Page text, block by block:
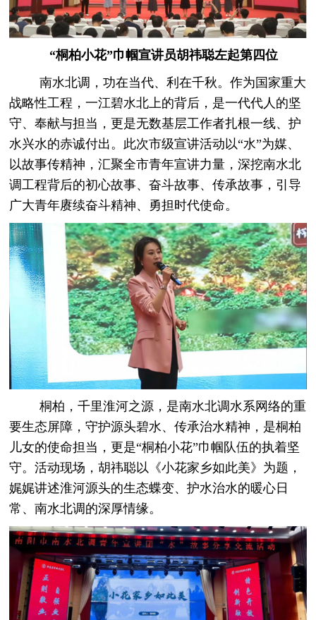
“桐柏小花”巾帼宣讲员胡祎聪左起第四位
南水北调，功在当代、利在千秋。作为国家重大
战略性工程，一江碧水北上的背后，是一代代人的坚
守、奉献与担当，更是无数基层工作者扎根一线、护
水兴水的赤诚付出。此次市级宣讲活动以“水”为媒、
以故事传精神，汇聚全市青年宣讲力量，深挖南水北
调工程背后的初心故事、奋斗故事、传承故事，引导
广大青年赓续奋斗精神、勇担时代使命。
桐柏，千里淮河之源，是南水北调水系网络的重
要生态屏障，守护源头碧水、传承治水精神，是桐柏
儿女的使命担当，更是“桐柏小花”巾帼队伍的执着坚
守。活动现场，胡祎聪以《小花家乡如此美》为题，
娓娓讲述淮河源头的生态蝶变、护水治水的暖心日
常、南水北调的深厚情缘。